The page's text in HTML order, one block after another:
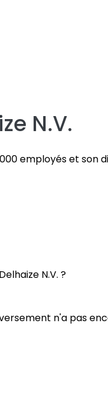
N.V.
employés et son
N.V. ?
n'a pas